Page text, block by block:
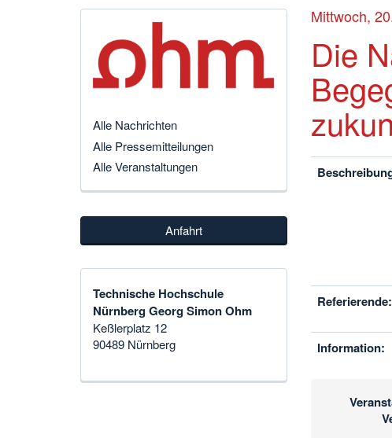
Mittwoch,
Die
Referierende:
Information:
Alle Nachrichten
Alle Pressemitteilungen
Alle Veranstaltungen
Anfahrt
Technische Hochschule
Nürnberg Georg Simon Ohm
Keßlerplatz 12
90489 Nürnberg